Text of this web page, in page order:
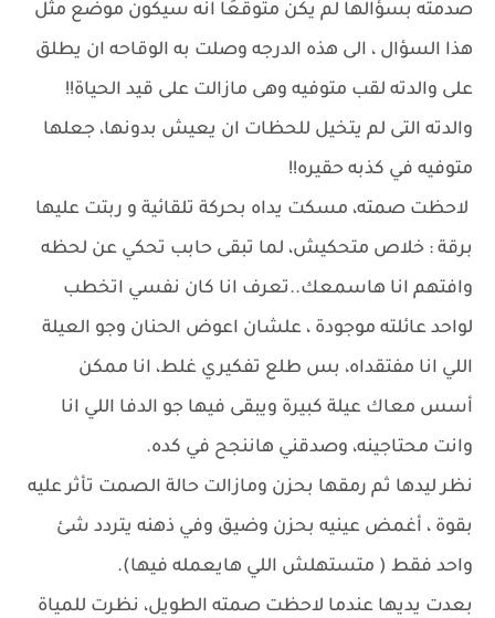
صدمته بسؤالها لم يكن متوقعًا انه سيكون موضع مثل
هذا السؤال ، الى هذه الدرجه وصلت به الوقاحه ان يطلق
على والدته لقب متوفيه وهى مازالت على قيد الحياة!!
والدته التى لم يتخيل للحظات ان يعيش بدونها، جعلها
متوفيه في كذبه حقيره!!
لاحظت صمته، مسكت يداه بحركة تلقائية و ربتت عليها
برقة : خلاص متحكيش، لما تبقى حابب تحكي عن لحظه
وافتهم انا هاسمعك..تعرف انا كان نفسي اتخطب
لواحد عائلته موجودة ، علشان اعوض الحنان وجو العيلة
اللي انا مفتقداه، بس طلع تفكيري غلط، انا ممكن
أسس معاك عيلة كبيرة ويبقى فيها جو الدفا اللي انا
وانت محتاجينه، وصدقني هاننجح في كده.
نظر ليدها ثم رمقها بحزن ومازالت حالة الصمت تأثر عليه
بقوة ، أغمض عينيه بحزن وضيق وفي ذهنه يتردد شئ
واحد فقط ( متستهلش اللي هايعمله فيها).
بعدت يديها عندما لاحظت صمته الطويل، نظرت للمياة